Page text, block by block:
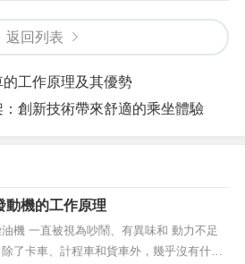
返回列表
工作原理及其優勢
創新技術帶來舒適的乘坐體驗
動機的工作原理
機 一直被視為吵鬧、有異味和 動力不足
了卡車、計程車和貨車外，幾乎沒有什麼